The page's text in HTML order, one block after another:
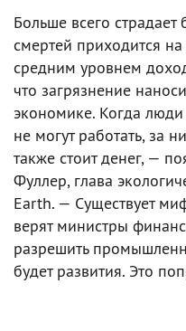
Больше всего
смертей приходится
средним уровнем
что загрязнение
экономике. Когда
не могут работать, за
также стоит денег, —
Фуллер, глава
Earth. — Существует
верят министры
разрешить
будет развития. Это